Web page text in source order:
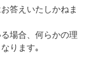
答えいたしかねま
場合、何らかの理
ります｡